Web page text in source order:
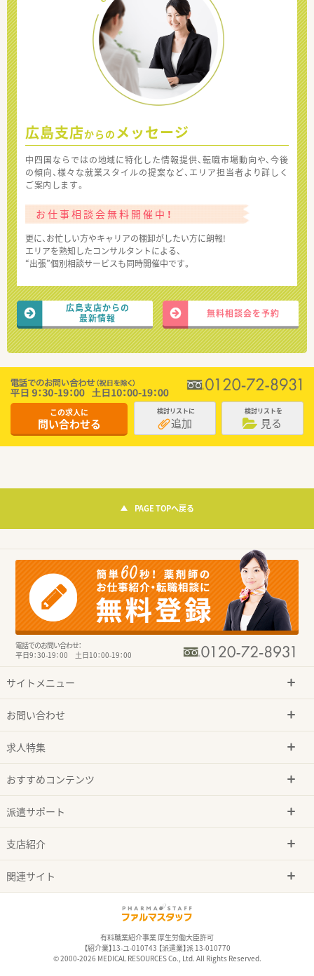
広島支店からの メッセージ
中四国ならではの地域に特化した情報提供、転職市場動向や、今後
の傾向、様々な就業スタイルの提案など、エリア担当者より詳しく
ご案内します。
お仕事相談会無料開催中！
更に、お忙しい方やキャリアの棚卸がしたい方に朗報!
エリアを熟知したコンサルタントによる、
“出張”個別相談サービスも同時開催中です。
広島支店からの
最新情報
無料相談会を予約
この求人に
問い合わせる
検討リストに
追加
検討リストを
見る
PAGE TOPへ戻る
電話でのお問い合わせ：
平日9：30-19：00 土日10：00-19：00
サイトメニュー
お問い合わせ
求人特集
おすすめコンテンツ
派遣サポート
支店紹介
関連サイト
有料職業紹介事業 厚生労働大臣許可
【紹介業】13-ユ-010743 【派遣業】派 13-010770
© 2000-2026 MEDICAL RESOURCES Co., Ltd. All Rights Reserved.